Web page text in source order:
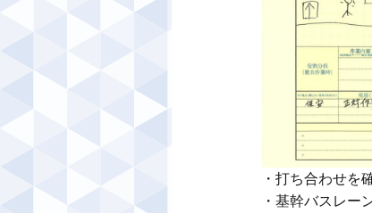
・打ち合わせを
・基幹バスレー